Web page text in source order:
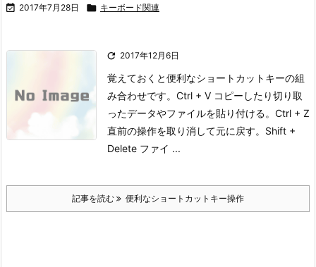
 2017年7月28日  キーボード関連
 2017年12月6日
覚えておくと便利なショートカットキーの組
み合わせです。 Ctrl + V コピーしたり切り取
ったデータやファイルを貼り付ける。 Ctrl + Z
直前の操作を取り消して元に戻す。 Shift +
Delete ファイ ...
記事を読む 便利なショートカットキー操作